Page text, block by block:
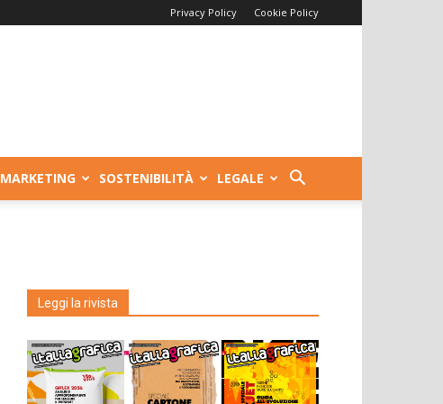
Privacy Policy Cookie Policy
MARKETING SOSTENIBILITÀ LEGALE
Leggi la rivista